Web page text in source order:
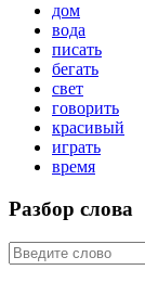
дом
вода
писать
бегать
свет
говорить
красивый
играть
время
Разбор слова